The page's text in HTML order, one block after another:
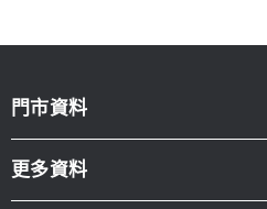
門市資料
更多資料